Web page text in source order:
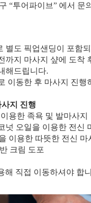
“투어파이브” 에서 문
별도 픽업샌딩이 포함
까지 마사지 샾에 도착
해드립니다.
이동한 후 마사지 진행
지 진행
용한 족욕 및 발마사지
넛 오일을 이용한 전신
이용한 따뜻한 전신 마
크림 도포
해 직접 이동하셔야 합